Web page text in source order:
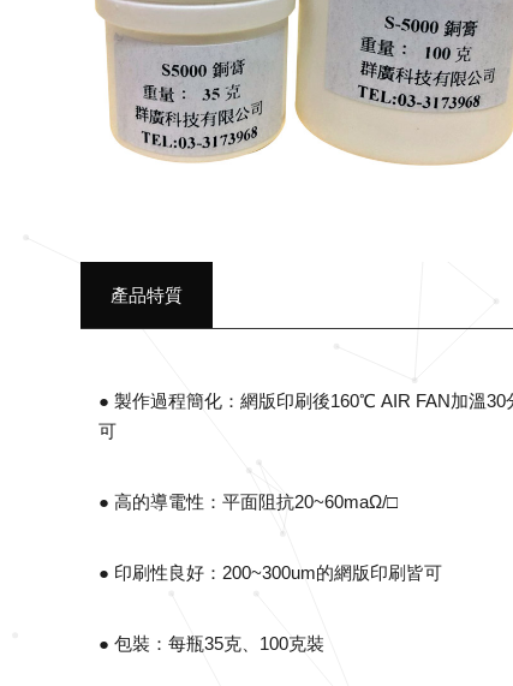
產品特質
● 製作過程簡化：網版印刷後160℃ AIR FAN加溫30
可
● 高的導電性：平面阻抗20~60maΩ/□
● 印刷性良好：200~300um的網版印刷皆可
● 包裝：每瓶35克、100克裝